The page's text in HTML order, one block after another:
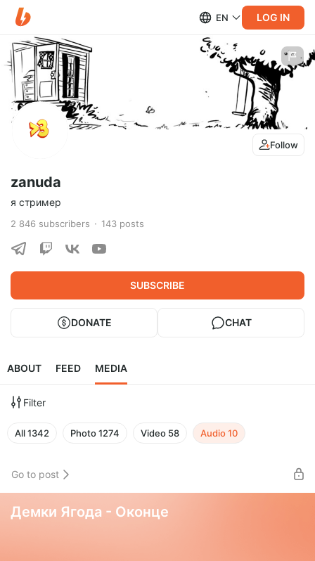
EN LOG IN
Follow
zanuda
я стример
2 846 subscribers 143 posts
SUBSCRIBE
DONATE CHAT
ABOUT FEED MEDIA
Filter
All1342 Photo1274 Video 58 Audio10
Go to post
Демки Ягода - Оконце